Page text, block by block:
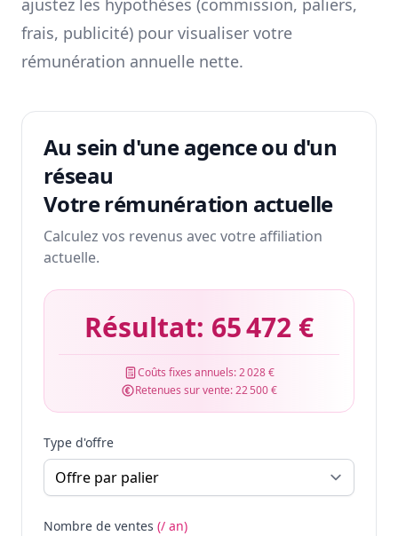
ajustez les hypothèses (commission, paliers,
frais, publicité) pour visualiser votre
rémunération annuelle nette.
Au sein d'une agence ou d'un
réseau
Votre rémunération actuelle
Calculez vos revenus avec votre affiliation
actuelle.
Résultat: 65 472 €
Coûts fixes annuels:2 028 €
Retenues sur vente:22 500 €
Type d'offre
Nombre de ventes (/ an)